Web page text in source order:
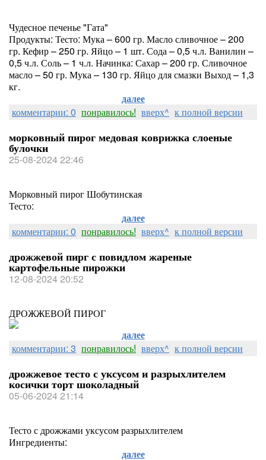
Чудесное печенье "Гата"
Продукты: Тесто: Мука – 600 гр. Масло сливочное – 200
гр. Кефир – 250 гр. Яйцо – 1 шт. Сода – 0,5 ч.л. Ванилин –
0,5 ч.л. Соль – 1 ч.л. Начинка: Сахар – 200 гр. Сливочное
масло – 50 гр. Мука – 130 гр. Яйцо для смазки Выход – 1,3
кг.
далее
комментарии: 0 понравилось! вверх^ к полной версии
морковный пирог медовая коврижка слоеные
булочки
25-08-2024 22:46
Морковный пирог Шобутинская
Тесто:
далее
комментарии: 0 понравилось! вверх^ к полной версии
дрожжевой пирг с повидлом жареные
картофельные пирожки
12-08-2024 20:52
ДРОЖЖЕВОЙ ПИРОГ
далее
комментарии: 3 понравилось! вверх^ к полной версии
дрожжевое тесто с уксусом и разрыхлителем
косички торт шоколадный
05-06-2024 21:14
Тесто с дрожжами уксусом разрыхлителем
Ингредиенты:
далее